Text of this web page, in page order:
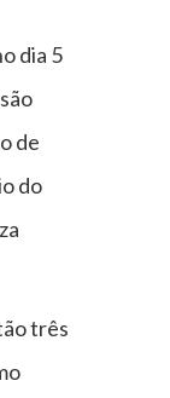
dia 5
de
do
três